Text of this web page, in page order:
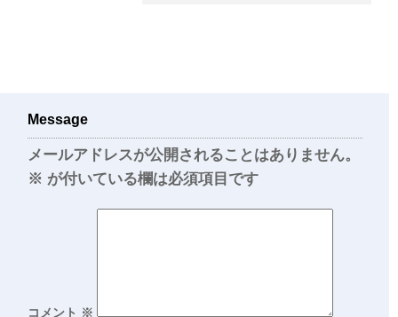
Message
メールアドレスが公開されることはありません。
※ が付いている欄は必須項目です
コメント ※